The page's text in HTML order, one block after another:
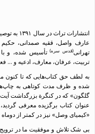
انتشارات
عارف واصل، ققیه صمدانی، حکیم
تهرانی(قدس سره)تأسیس شده، و با
تربیت، عرفان، معارف، ادعیه و ...
به لطف حق کتاب‌هایی که تا کنون
شده و ظرف مدت کوتاهی به
گلگون» که در کنگرة بزرگداشت آیت
عنوان کتاب برگزیده معرفی
«کیمیای وصل» نیز در کمتر از
بی شک تلاش و موفقیت ما در